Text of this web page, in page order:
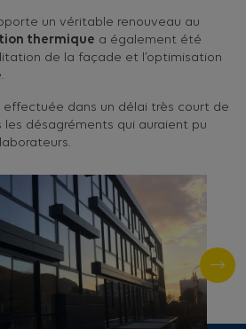
un véritable renouveau au
thermique a également été
de la façade et l’optimisation
dans un délai très court de
désagréments qui auraient pu